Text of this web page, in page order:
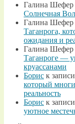
Галина Шефер
Солнечная
Галина Шефер
Таганрога,
ожидания и
Галина Шефер
Таганроге —
круассанами
Борис к записи
который
реальность
Борис к записи
уютное